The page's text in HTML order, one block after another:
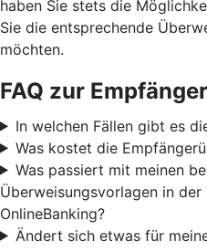
haben Sie stets die
Sie die entsprechende
möchten.
FAQ zur
In welchen Fällen gibt es
Was kostet die
Was passiert mit meinen
Überweisungsvorlagen in
OnlineBanking?
Ändert sich etwas für